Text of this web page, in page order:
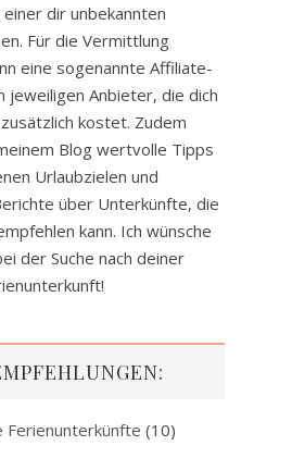
dir unbekannten
Für die Vermittlung
eine sogenannte Affiliate-
jeweiligen Anbieter, die dich
kostet. Zudem
Blog wertvolle Tipps
Urlaubzielen und
über Unterkünfte, die
kann. Ich wünsche
der Suche nach deiner
Ferienunterkünfte (10)